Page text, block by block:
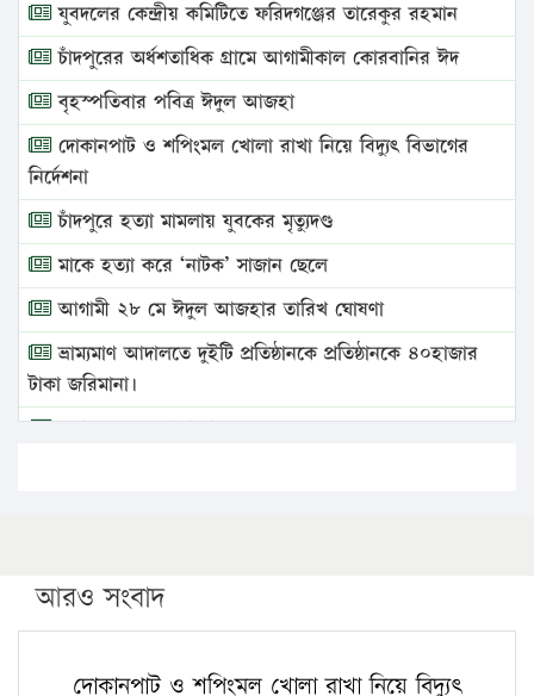
যুবদলের কেন্দ্রীয় কমিটিতে ফরিদগঞ্জের তারেকুর রহমান
চাঁদপুরের অর্ধশতাধিক গ্রামে আগামীকাল কোরবানির ঈদ
বৃহস্পতিবার পবিত্র ঈদুল আজহা
দোকানপাট ও শপিংমল খোলা রাখা নিয়ে বিদ্যুৎ বিভাগের
নির্দেশনা
চাঁদপুরে হত্যা মামলায় যুবকের মৃত্যুদণ্ড
মাকে হত্যা করে ‘নাটক’ সাজান ছেলে
আগামী ২৮ মে ঈদুল আজহার তারিখ ঘোষণা
ভ্রাম্যমাণ আদালতে দুইটি প্রতিষ্ঠানকে প্রতিষ্ঠানকে ৪০হাজার
টাকা জরিমানা।
এবার লঞ্চের ভাড়া বাড়ল
পিএইচডি করছেন কুয়েটের কৃতি…
সারা দেশে বজ্রাঘাতে ১৪ জনের প্রাণহানি
কঠোর হচ্ছে এসএসসি ও এইচএসসি পরীক্ষা
আরও সংবাদ
দোকানপাট ও শপিংমল খোলা রাখা নিয়ে বিদ্যুৎ